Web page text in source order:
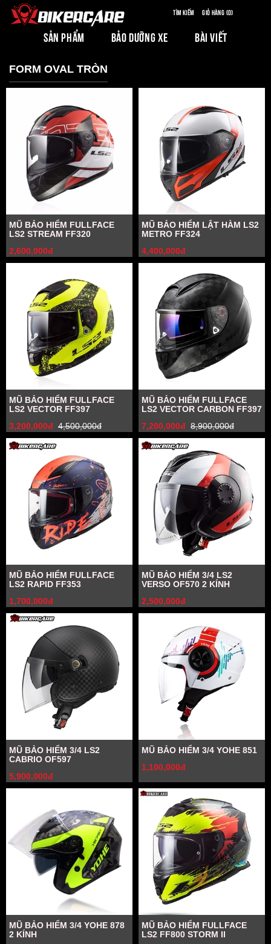
Tìm kiếm Giỏ hàng (0)
SẢN PHẨM BẢO DƯỠNG XE BÀI VIẾT
FORM OVAL TRÒN
MŨ BẢO HIỂM FULLFACE
LS2 STREAM FF320
2,600,000đ
MŨ BẢO HIỂM LẬT HÀM LS2
METRO FF324
4,400,000đ
MŨ BẢO HIỂM FULLFACE
LS2 VECTOR FF397
3,200,000đ 4,500,000đ
MŨ BẢO HIỂM FULLFACE
LS2 VECTOR CARBON FF397
7,200,000đ 8,900,000đ
MŨ BẢO HIỂM FULLFACE
LS2 RAPID FF353
1,700,000đ
MŨ BẢO HIỂM 3/4 LS2
VERSO OF570 2 KÍNH
2,500,000đ
MŨ BẢO HIỂM 3/4 LS2
CABRIO OF597
5,900,000đ
MŨ BẢO HIỂM 3/4 YOHE 851
1,100,000đ
MŨ BẢO HIỂM 3/4 YOHE 878
2 KÍNH
MŨ BẢO HIỂM FULLFACE
LS2 FF800 STORM II